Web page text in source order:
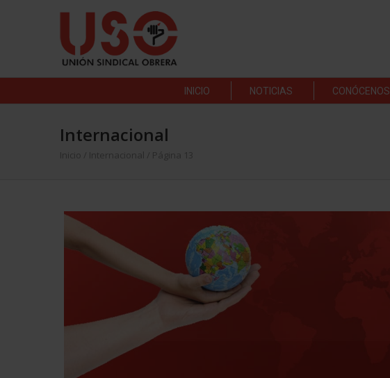
INICIO NOTICIAS CONÓCENOS
Internacional
Inicio Internacional / Página 13